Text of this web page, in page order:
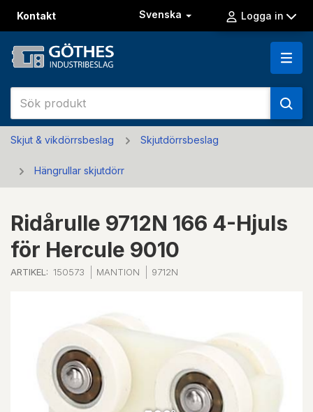
Kontakt Svenska Logga in
Skjut & vikdörrsbeslag Skjutdörrsbeslag
Hängrullar skjutdörr
Ridårulle 9712N 166 4-Hjuls
för Hercule 9010
ARTIKEL: 150573 MANTION 9712N